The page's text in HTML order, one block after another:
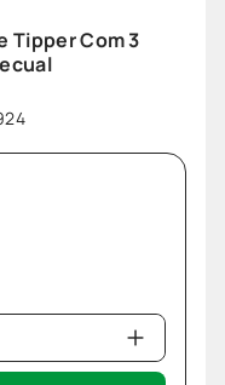
Tipper Com 3